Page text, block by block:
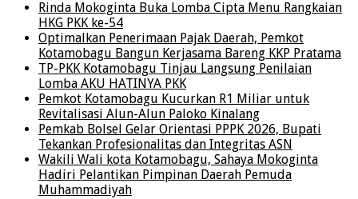
Rinda Mokoginta Buka Lomba Cipta Menu Rangkaian
HKG PKK ke-54
Optimalkan Penerimaan Pajak Daerah, Pemkot
Kotamobagu Bangun Kerjasama Bareng KKP Pratama
TP-PKK Kotamobagu Tinjau Langsung Penilaian
Lomba AKU HATINYA PKK
Pemkot Kotamobagu Kucurkan R1 Miliar untuk
Revitalisasi Alun-Alun Paloko Kinalang
Pemkab Bolsel Gelar Orientasi PPPK 2026, Bupati
Tekankan Profesionalitas dan Integritas ASN
Wakili Wali kota Kotamobagu, Sahaya Mokoginta
Hadiri Pelantikan Pimpinan Daerah Pemuda
Muhammadiyah